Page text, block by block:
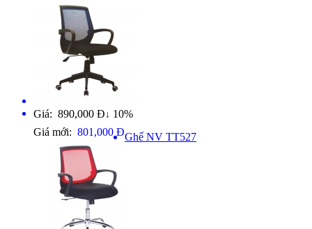
Giá: 890,000 Đ ↓ 10%
Giá mới: 801,000 ĐGhế NV TT527